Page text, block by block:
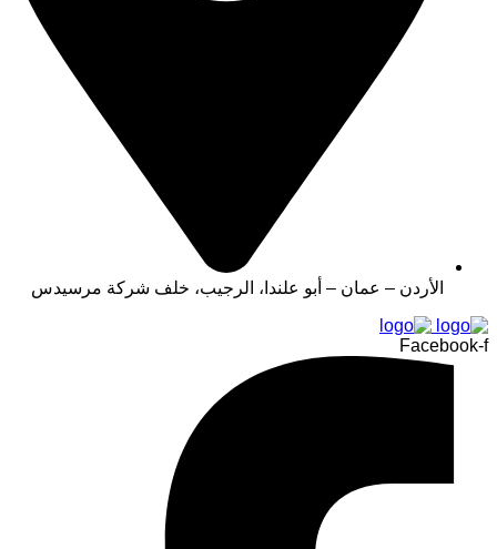
الأردن – عمان – أبو علندا، الرجيب، خلف شركة مرسيدس
Facebook-f